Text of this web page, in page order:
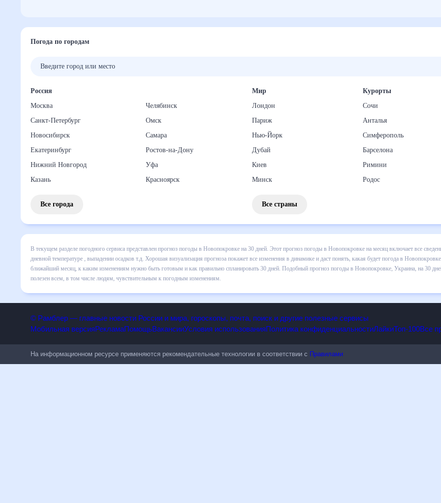
Погода по городам
Россия
Москва
Санкт-Петербург
Новосибирск
Екатеринбург
Нижний Новгород
Казань
Челябинск
Омск
Самара
Ростов-на-Дону
Уфа
Красноярск
Все города
Мир
Лондон
Париж
Нью-Йорк
Дубай
Киев
Минск
Курорты
Сочи
Анталья
Симферополь
Барселона
Римини
Родос
Все страны
В текущем разделе погодного сервиса представлен прогноз погоды в Новопокровке на 30 дней. Этот прогноз погоды в
месяц включает все сведения по дневной температуре , выпадении осадков т.д. Хорошая визуализация прогноза покажет все
динамике и даст понять, какая будет погода в Новопокровке в ближайший месяц, к каким изменениям нужно быть готовым и как
правильно спланировать 30 дней. Подобный прогноз погоды в Новопокровке, Украина, на 30 дней будет полезен всем, в том
© Рамблер — главные новости России и мира, гороскопы, почта, поиск и другие полезные сервисы
На информационном ресурсе применяются рекомендательные технологии в соответствии сПравилами